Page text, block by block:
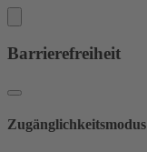
Barrierefreiheit
Zugänglichkeitsmodus